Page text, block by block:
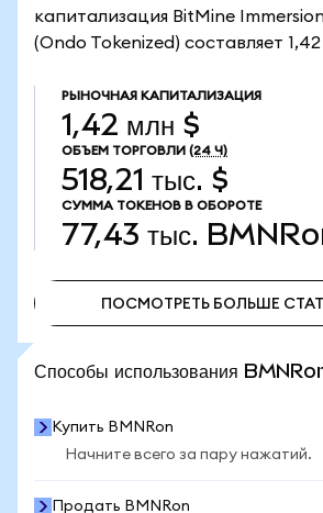
капитализация BitMine
(Ondo Tokenized) составляет
РЫНОЧНАЯ КАПИТАЛИЗАЦИЯ
1,42 млн $
ОБЪЕМ ТОРГОВЛИ (24 Ч)
518,21 тыс. $
СУММА ТОКЕНОВ В ОБОРОТЕ
77,43 тыс.
ПОСМОТРЕТЬ БОЛЬШЕ
Способы использования
Купить BMNRon
Начните всего за пару нажатий.
Продать BMNRon